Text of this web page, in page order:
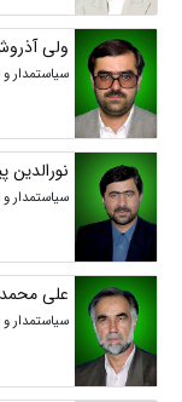
ولی
سیاستمدار
نورالدین
سیاستمدار
علی
سیاستمدار